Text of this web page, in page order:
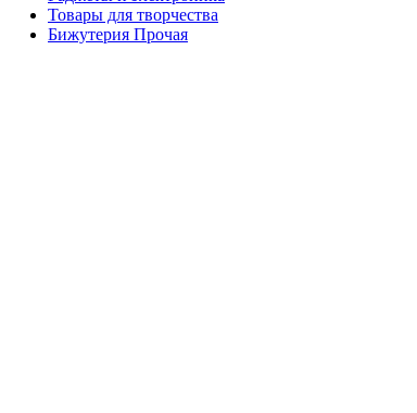
Товары для творчества
Бижутерия Прочая